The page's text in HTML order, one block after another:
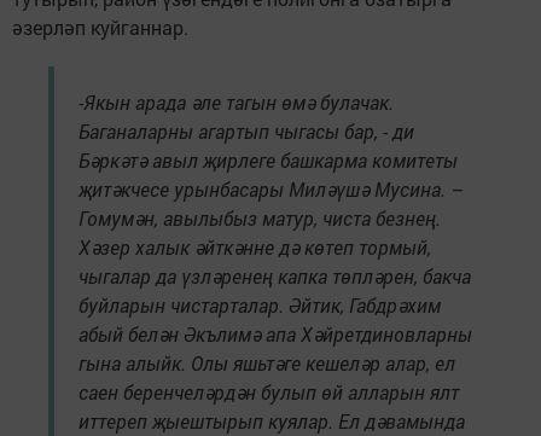
әзерләп куйганнар.
-Якын арада әле тагын өмә булачак.
Баганаларны агартып чыгасы бар, - ди
Бәркәтә авыл җирлеге башкарма комитеты
җитәкчесе урынбасары Миләүшә Мусина. –
Гомумән, авылыбыз матур, чиста безнең.
Хәзер халык әйткәнне дә көтеп тормый,
чыгалар да үзләренең капка төпләрен, бакча
буйларын чистарталар. Әйтик, Габдрәхим
абый белән Әкълимә апа Хәйретдиновларны
гына алыйк. Олы яшьтәге кешеләр алар, ел
саен беренчеләрдән булып өй алларын ялт
иттереп җыештырып куялар. Ел дәвамында